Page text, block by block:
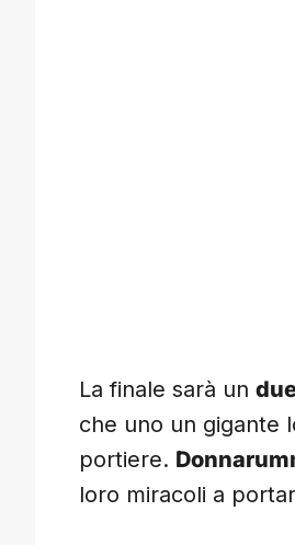
La finale sarà un
che uno un gigante
portiere.
loro miracoli a